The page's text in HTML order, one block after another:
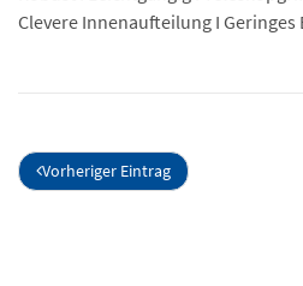
Clevere Innenaufteilung I Geringes
Vorheriger Eintrag